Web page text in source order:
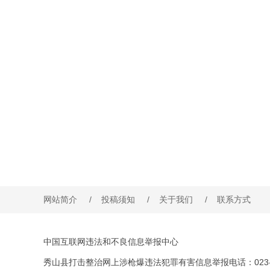
网站简介 / 投稿须知 / 关于我们 / 联系方式
中国互联网违法和不良信息举报中心
秀山县打击整治网上涉枪爆违法犯罪有害信息举报电话：